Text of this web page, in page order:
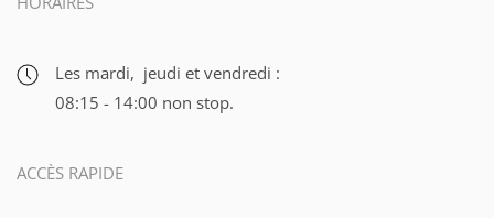
Les mardi, jeudi et vendredi :
08:15 - 14:00 non stop.
ACCÈS RAPIDE